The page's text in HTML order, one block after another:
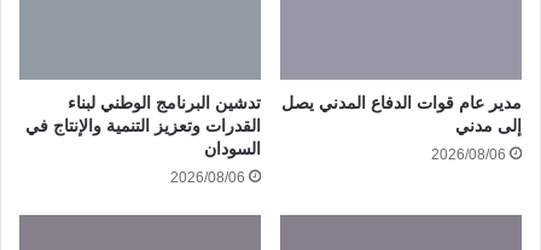
مدير عام قوات الدفاع المدني يصل
إلى مدني
2026/08/06
تدشين البرنامج الوطني لبناء
القدرات وتعزيز التنمية والإنتاج في
السودان
2026/08/06